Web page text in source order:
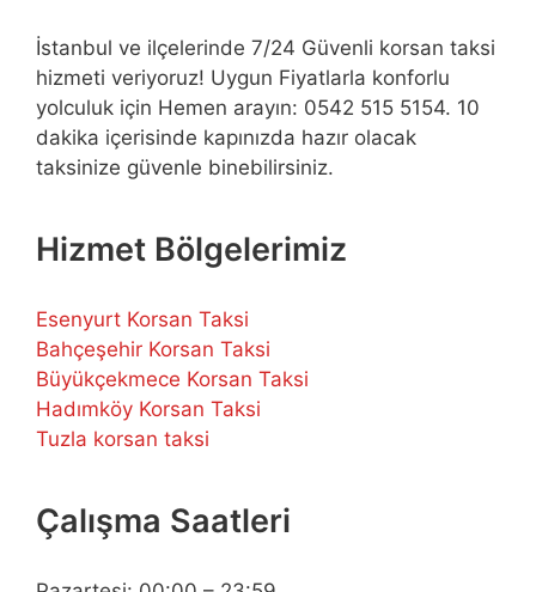
İstanbul ve ilçelerinde 7/24 Güvenli korsan taksi
hizmeti veriyoruz! Uygun Fiyatlarla konforlu
yolculuk için Hemen arayın: 0542 515 5154. 10
dakika içerisinde kapınızda hazır olacak
taksinize güvenle binebilirsiniz.
Hizmet Bölgelerimiz
Esenyurt Korsan Taksi
Bahçeşehir Korsan Taksi
Büyükçekmece Korsan Taksi
Hadımköy Korsan Taksi
Tuzla korsan taksi
Çalışma Saatleri